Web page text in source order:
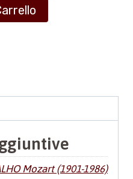
Mozart (1901-1986)